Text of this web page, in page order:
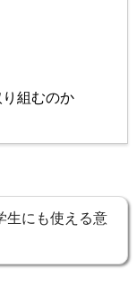
組むのか
生にも使える意